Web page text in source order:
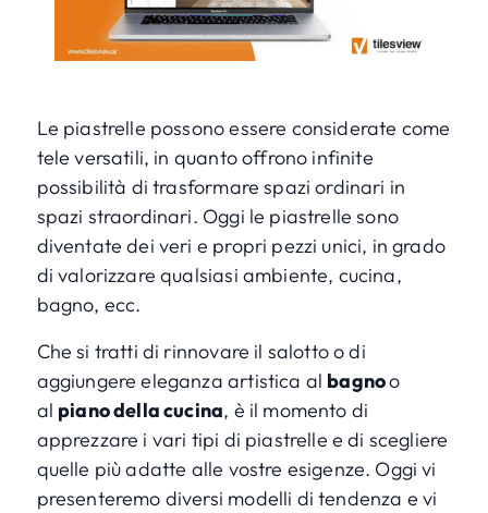
Le piastrelle possono essere considerate come
tele versatili, in quanto offrono infinite
possibilità di trasformare spazi ordinari in
spazi straordinari. Oggi le piastrelle sono
diventate dei veri e propri pezzi unici, in grado
di valorizzare qualsiasi ambiente, cucina,
bagno, ecc.
Che si tratti di rinnovare il salotto o di
aggiungere eleganza artistica al bagnoo
al piano della cucina, è il momento di
apprezzare i vari tipi di piastrelle e di scegliere
quelle più adatte alle vostre esigenze. Oggi vi
presenteremo diversi modelli di tendenza e vi